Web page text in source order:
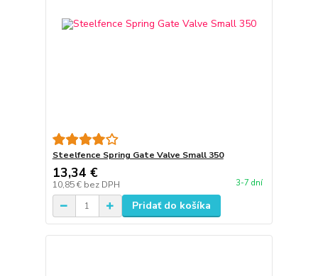
Steelfence Spring Gate Valve Small 350
13,34 €
10,85 € bez DPH 3-7 dní
Pridať do košíka